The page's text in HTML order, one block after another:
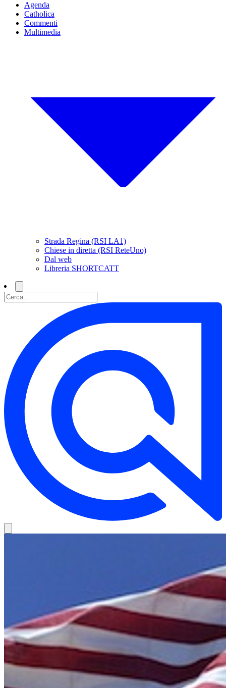
Agenda
Catholica
Commenti
Multimedia
Strada Regina (RSI LA1)
Chiese in diretta (RSI ReteUno)
Dal web
Libreria SHORTCATT